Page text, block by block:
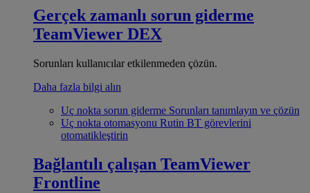
Gerçek zamanlı sorun giderme
TeamViewer DEX
Sorunları kullanıcılar etkilenmeden çözün.
Daha fazla bilgi alın
Uç nokta sorun giderme Sorunları tanımlayın ve çözün
Uç nokta otomasyonu Rutin BT görevlerini
otomatikleştirin
Bağlantılı çalışan TeamViewer
Frontline